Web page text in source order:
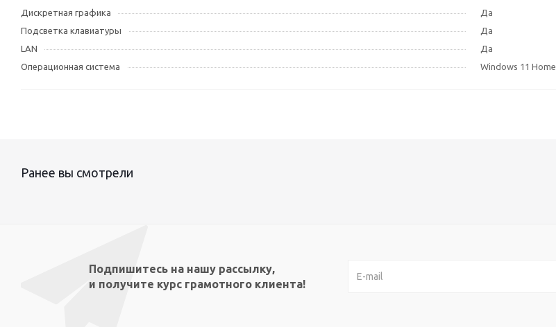
Дискретная графика
Да
Подсветка клавиатуры
Да
LAN
Да
Операционная система
Windows 11 Home
Ранее вы смотрели
Подпишитесь на нашу рассылку,
и получите курс грамотного клиента!